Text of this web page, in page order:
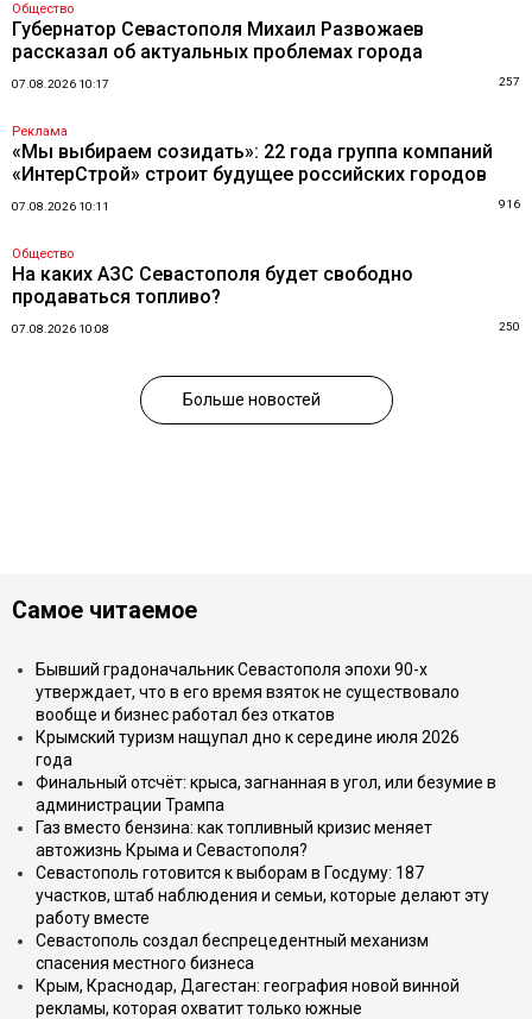
Общество
Губернатор Севастополя Михаил Развожаев
рассказал об актуальных проблемах города
07.08.2026 10:17 257
Реклама
«Мы выбираем созидать»: 22 года группа компаний
«ИнтерСтрой» строит будущее российских городов
07.08.2026 10:11 916
Общество
На каких АЗС Севастополя будет свободно
продаваться топливо?
07.08.2026 10:08 250
Больше новостей
Самое читаемое
Бывший градоначальник Севастополя эпохи 90-х
утверждает, что в его время взяток не существовало
вообще и бизнес работал без откатов
Крымский туризм нащупал дно к середине июля 2026
года
Финальный отсчёт: крыса, загнанная в угол, или безумие в
администрации Трампа
Газ вместо бензина: как топливный кризис меняет
автожизнь Крыма и Севастополя?
Севастополь готовится к выборам в Госдуму: 187
участков, штаб наблюдения и семьи, которые делают эту
работу вместе
Севастополь создал беспрецедентный механизм
спасения местного бизнеса
Крым, Краснодар, Дагестан: география новой винной
рекламы, которая охватит только южные